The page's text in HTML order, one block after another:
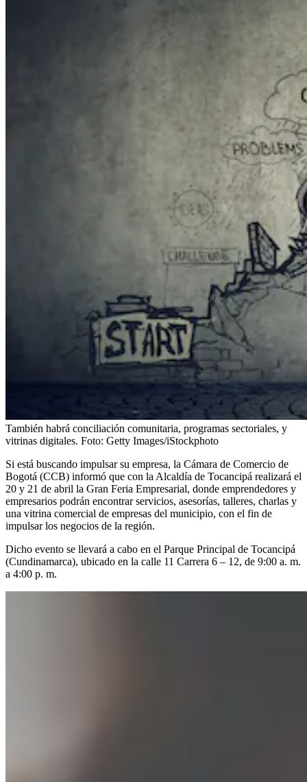
También habrá conciliación comunitaria, programas sectoriales, y
vitrinas digitales. Foto: Getty Images/iStockphoto
Si está buscando impulsar su empresa, la Cámara de Comercio de
Bogotá (CCB) informó que con la Alcaldía de Tocancipá realizará el
20 y 21 de abril la Gran Feria Empresarial, donde emprendedores y
empresarios podrán encontrar servicios, asesorías, talleres, charlas y
una vitrina comercial de empresas del municipio, con el fin de
impulsar los negocios de la región.
Dicho evento se llevará a cabo en el Parque Principal de Tocancipá
(Cundinamarca), ubicado en la calle 11 Carrera 6 – 12, de 9:00 a. m.
a 4:00 p. m.